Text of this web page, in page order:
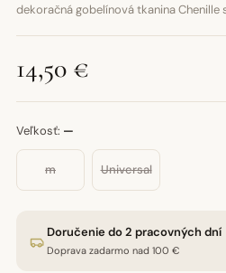
dekoračná gobelínová tkanina Chenille
14,50 €
Veľkosť: —
m Universal
Doručenie do 2 pracovných dní
Doprava zadarmo nad 100 €